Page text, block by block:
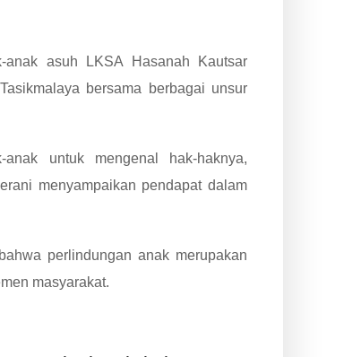
asuh LKSA Hasanah Kautsar
bersama berbagai unsur
untuk mengenal hak-haknya,
menyampaikan pendapat dalam
perlindungan anak merupakan
masyarakat.